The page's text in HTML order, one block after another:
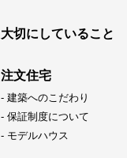
089-
営業時間：
大切にしていること
注文住宅
- 建築へのこだわり
- 保証制度について
- モデルハウス